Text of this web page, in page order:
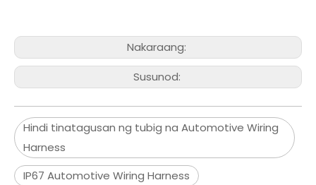
Nakaraang:
Susunod:
Hindi tinatagusan ng tubig na Automotive Wiring
Harness
IP67 Automotive Wiring Harness